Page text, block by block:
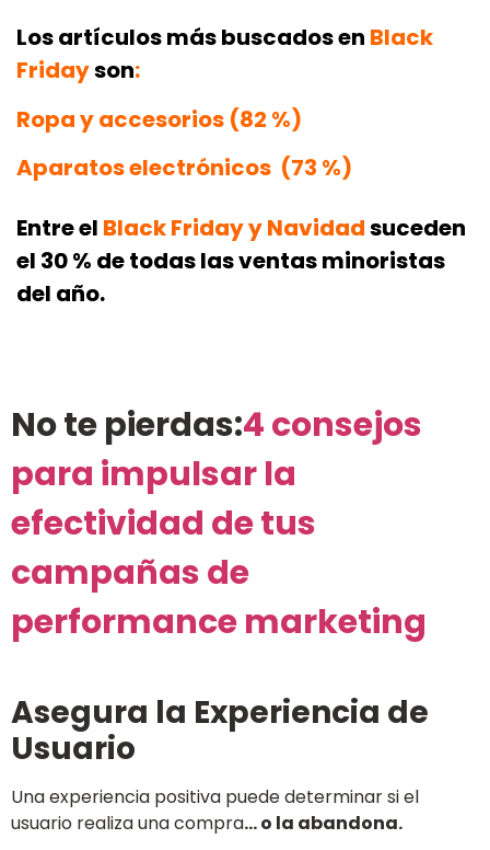
Los artículos más buscados en Black
Fridayson:
Ropa y accesorios (82 %)
Aparatos electrónicos (73 %)
Entre el Black Friday y Navidadsuceden
el 30 % de todas las ventas minoristas
del año.
No te pierdas:4 consejos
para impulsar la
efectividad de tus
campañas de
performance marketing
Asegura la Experiencia de
Usuario
Una experiencia positiva puede determinar si el
usuario realiza una compra… o la abandona.